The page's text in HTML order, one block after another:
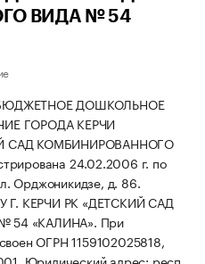
ВИДА № 54
ДОШКОЛЬНОЕ
ГОРОДА КЕРЧИ
САД КОМБИНИРОВАННОГО
24.02.2006 г. по
Орджоникидзе, д. 86.
Г. КЕРЧИ РК «ДЕТСКИЙ САД
54 «КАЛИНА». При
ОГРН 1159102025818,